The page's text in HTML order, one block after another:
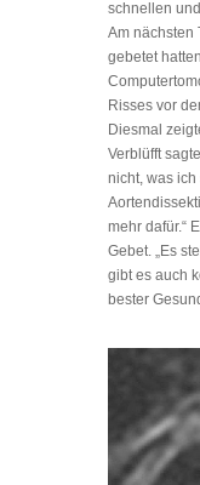
schnellen
Am nächsten
gebetet
Risses vor
Diesmal
Verblüfft
nicht, was
mehr dafür.“
Gebet. „Es
gibt es auch
bester